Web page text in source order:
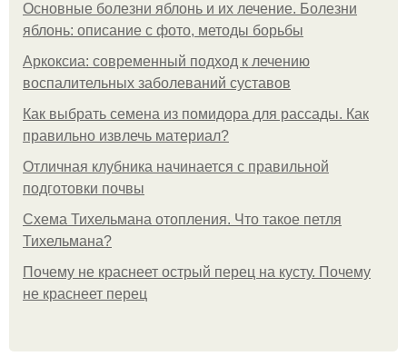
Основные болезни яблонь и их лечение. Болезни
яблонь: описание с фото, методы борьбы
Аркоксиа: современный подход к лечению
воспалительных заболеваний суставов
Как выбрать семена из помидора для рассады. Как
правильно извлечь материал?
Отличная клубника начинается с правильной
подготовки почвы
Схема Тихельмана отопления. Что такое петля
Тихельмана?
Почему не краснеет острый перец на кусту. Почему
не краснеет перец